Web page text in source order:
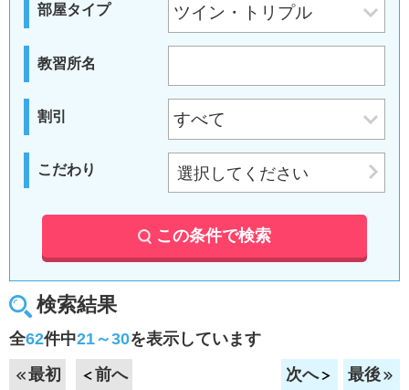
部屋タイプ
教習所名
割引
こだわり 選択してください
この条件で検索
検索結果
全62件中21～30を表示しています
最初
前へ 次へ 最後